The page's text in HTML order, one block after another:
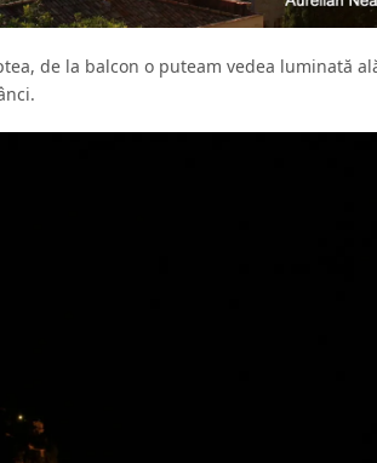
de la balcon o puteam vedea luminată